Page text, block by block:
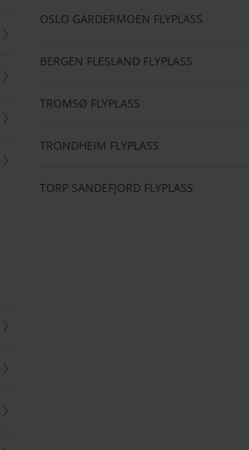
OSLO GARDERMOEN FLYPLASS
BERGEN FLESLAND FLYPLASS
TROMSØ FLYPLASS
TRONDHEIM FLYPLASS
TORP SANDEFJORD FLYPLASS